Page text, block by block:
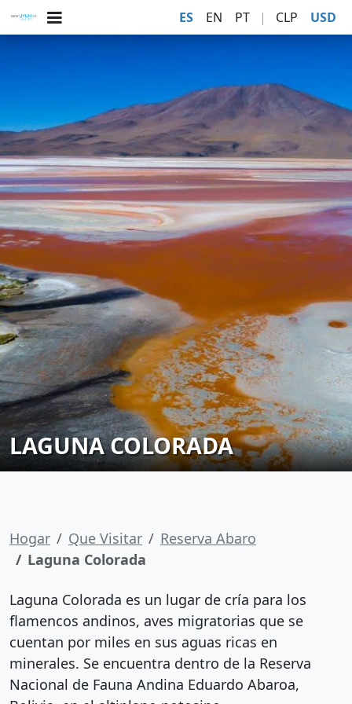
ES EN PT | CLP USD
LAGUNA COLORADA
Hogar Que Visitar
Reserva Abaro
Laguna Colorada
Laguna Colorada es un lugar de cría para los
flamencos andinos, aves migratorias que se
cuentan por miles en sus aguas ricas en
minerales. Se encuentra dentro de la Reserva
Nacional de Fauna Andina Eduardo Abaroa,